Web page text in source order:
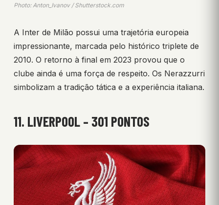
Photo: Anton_Ivanov / Shutterstock.com
A Inter de Milão possui uma trajetória europeia
impressionante, marcada pelo histórico triplete de
2010. O retorno à final em 2023 provou que o
clube ainda é uma força de respeito. Os Nerazzurri
simbolizam a tradição tática e a experiência italiana.
11. LIVERPOOL – 301 PONTOS